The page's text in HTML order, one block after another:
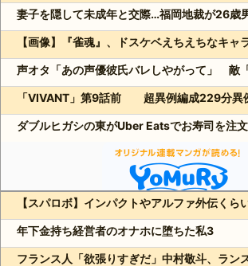
【画像】『雀魂』、ドスケベえちえちなキャ
年下金持ち経営者のオナホに堕ちた私3